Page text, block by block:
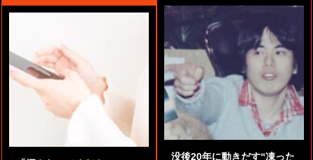
没後20年に動きだす“凍った